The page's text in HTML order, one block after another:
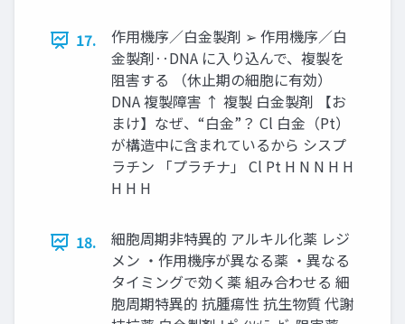
17.
作用機序／白金製剤 ➢ 作用機序／白
金製剤‥DNA に入り込んで、複製を
阻害する （休止期の細胞に有効）
DNA 複製障害 ↑ 複製 白金製剤 【お
まけ】なぜ、“白金”？ Cl 白金（Pt）
が構造中に含まれているから シスプ
ラチン 「プラチナ」 Cl Pt H N N H H
H H H
18.
細胞周期非特異的 アルキル化薬 レジ
メン ・作用機序が異なる薬 ・異なる
タイミングで効く薬 組み合わせる 細
胞周期特異的 抗腫瘍性 抗生物質 代謝